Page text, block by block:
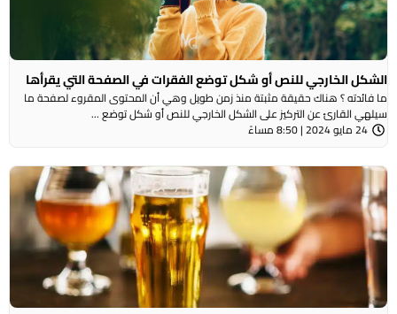
الشكل الخارجي للنص أو شكل توضع الفقرات في الصفحة التي يقرأها
ما فائدته ؟ هناك حقيقة مثبتة منذ زمن طويل وهي أن المحتوى المقروء لصفحة ما
سيلهي القارئ عن التركيز على الشكل الخارجي للنص أو شكل توضع ...
24 مايو 2024 | 8:50 مساءً